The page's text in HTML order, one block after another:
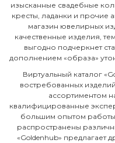
изысканные свадебные
кресты, ладанки и прочие
магазин ювелирных
качественные изделия,
выгодно подчеркнет
дополнением «образа»
Виртуальный каталог
востребованных
ассортиментом
квалифицированные
большим опытом
распространены
«Goldenhub» предлагает